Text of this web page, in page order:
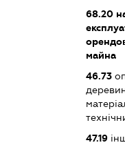
68.20
майна
46.73
47.19